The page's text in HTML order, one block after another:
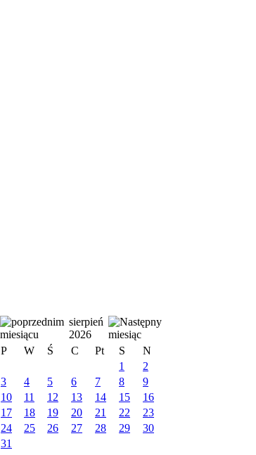
sierpień
2026
P
W Ś C Pt S
N
1
2
3
4 5 6 7 8
9
10
11 12 13 14 15
16
17
18 19 20 21 22
23
24
25 26 27 28 29
30
31